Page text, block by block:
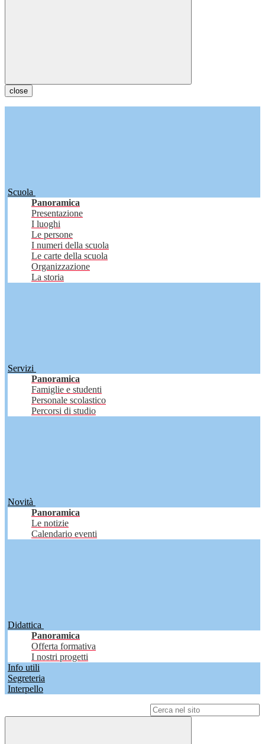
close
Scuola
Panoramica
Presentazione
I luoghi
Le persone
I numeri della scuola
Le carte della scuola
Organizzazione
La storia
Servizi
Panoramica
Famiglie e studenti
Personale scolastico
Percorsi di studio
Novità
Panoramica
Le notizie
Calendario eventi
Didattica
Panoramica
Offerta formativa
I nostri progetti
Info utili
Segreteria
Interpello